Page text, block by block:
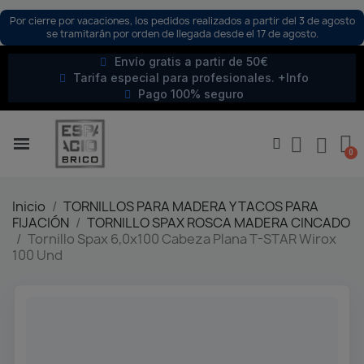
Por cierre por vacaciones, los pedidos realizados a partir del 3 de agosto
se tramitarán por orden de llegada desde el 17 de agosto.
Envío gratis a partir de 50€
Tarifa especial para profesionales. +Info
Pago 100% seguro
Inicio
TORNILLOS PARA MADERA Y TACOS PARA
FIJACIÓN
TORNILLO SPAX ROSCA MADERA CINCADO
Tornillo Spax 6,0x100 Cabeza Plana T-STAR Wirox
100 Und